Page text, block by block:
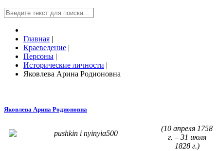
Главная |
Краеведение |
Персоны |
Исторические личности |
Яковлева Арина Родионовна
Яковлева Арина Родионовна
(10 апреля 1758
г. – 31 июля
1828 г.)